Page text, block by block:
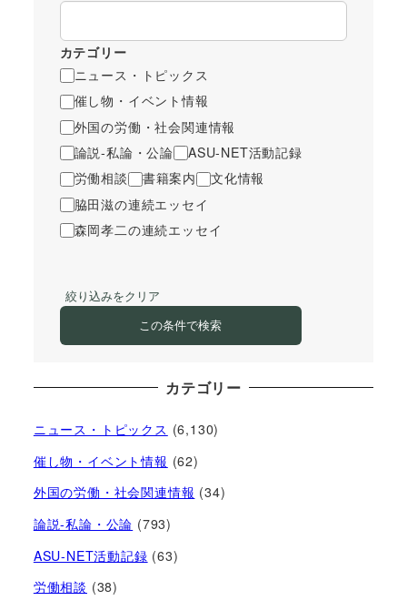
カテゴリー
ニュース・トピックス
催し物・イベント情報
外国の労働・社会関連情報
論説-私論・公論
ASU-NET活動記録
労働相談
書籍案内
文化情報
脇田滋の連続エッセイ
森岡孝二の連続エッセイ
絞り込みをクリア
この条件で検索
カテゴリー
ニュース・トピックス (6,130)
催し物・イベント情報 (62)
外国の労働・社会関連情報 (34)
論説-私論・公論 (793)
ASU-NET活動記録 (63)
労働相談 (38)